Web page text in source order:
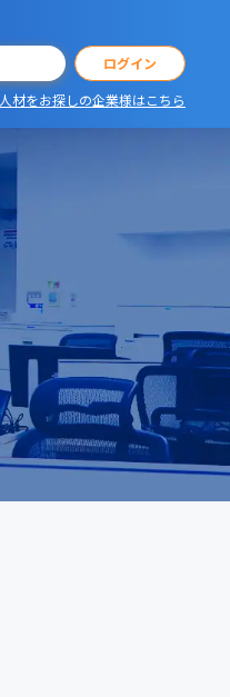
ログイン
人材をお探しの企業様はこちら